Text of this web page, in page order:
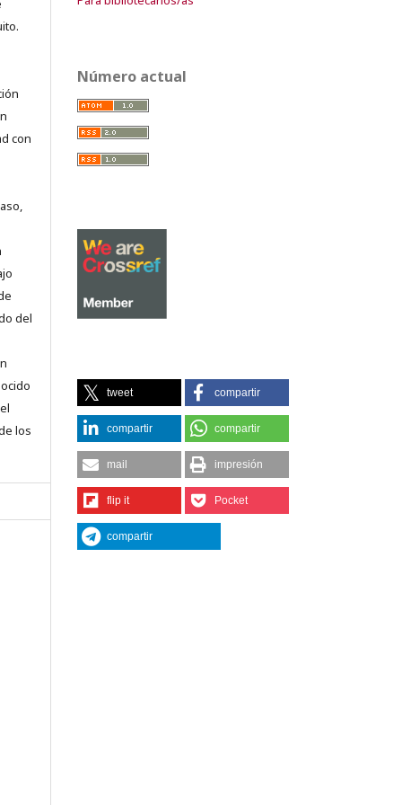
con
del
los
Número actual
tweet compartir
compartir compartir
mail impresión
flip it Pocket
compartir